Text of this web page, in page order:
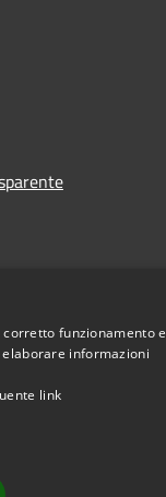
funzionamento e
informazioni
link